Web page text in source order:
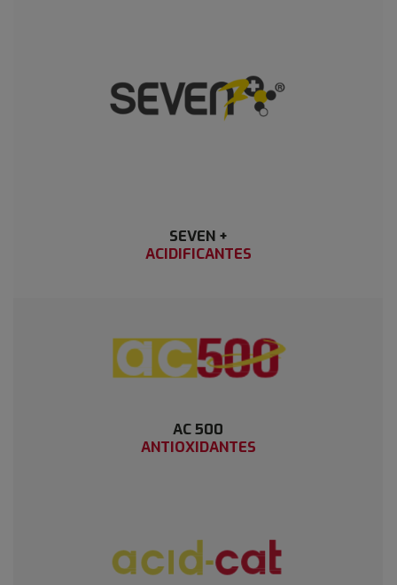
SEVEN +
ACIDIFICANTES
AC 500
ANTIOXIDANTES